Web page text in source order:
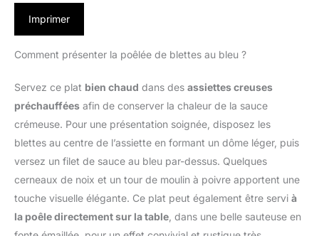
Imprimer
Comment présenter la poêlée de blettes au bleu ?
Servez ce plat bien chaud dans des assiettes creuses
préchauffées afin de conserver la chaleur de la sauce
crémeuse. Pour une présentation soignée, disposez les
blettes au centre de l’assiette en formant un dôme léger, puis
versez un filet de sauce au bleu par-dessus. Quelques
cerneaux de noix et un tour de moulin à poivre apportent une
touche visuelle élégante. Ce plat peut également être servi à
la poêle directement sur la table , dans une belle sauteuse en